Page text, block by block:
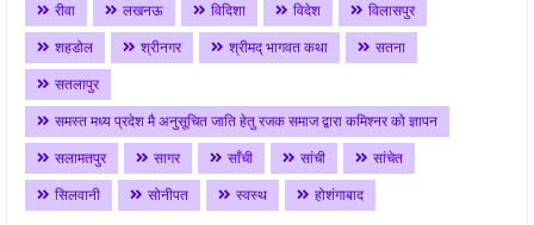
रीवा लखनऊ विदिशा विदेश
विलासपुर
शहडोल
श्रीनगर श्रीमद् भागवत कथा
सतना
सतलापुर
समस्त मध्य प्रदेश मै अनुसूचित जाति हेतु रजक समाज द्वारा कमिश्नर को ज्ञापन
सलामतपुर
सागर साँची सांची
सांचेत
सिलवानी
सोनीपत स्वस्थ होशंगाबाद